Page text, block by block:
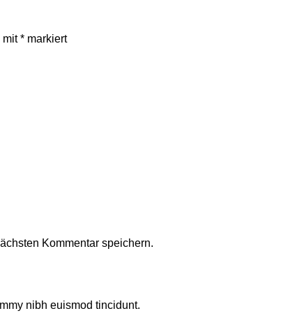
mit* markiert
Kommentar speichern.
nibh euismod tincidunt.